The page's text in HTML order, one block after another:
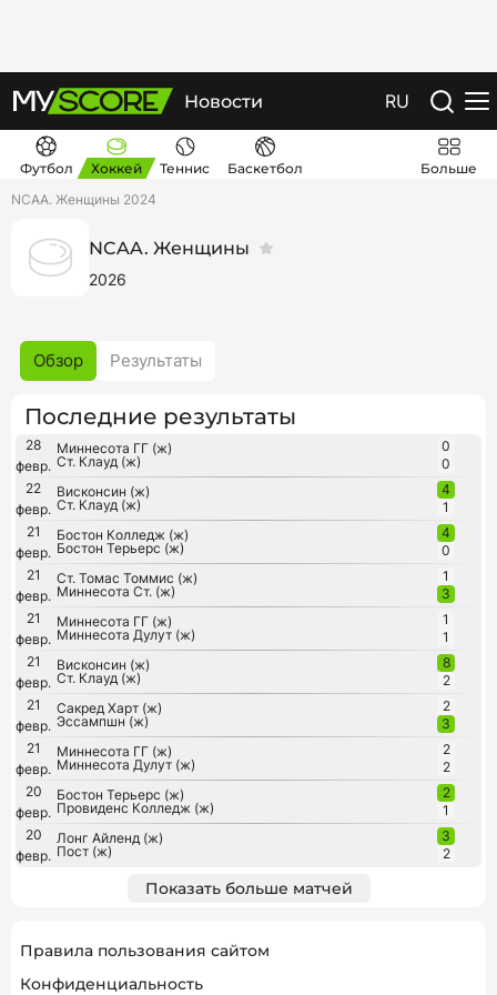
Новости RU
Футбол Хоккей Теннис Баскетбол
Больше
NCAA. Женщины 2024
NCAA. Женщины
2026
Обзор Результаты
Последние результаты
28
февр.
Миннесота ГГ (ж)
Ст. Клауд (ж)
0
0
22
февр.
Висконсин (ж)
Ст. Клауд (ж)
4
1
21
февр.
Бостон Колледж (ж)
Бостон Терьерс (ж)
4
0
21
февр.
Ст. Томас Томмис (ж)
Миннесота Ст. (ж)
1
3
21
февр.
Миннесота ГГ (ж)
Миннесота Дулут (ж)
1
1
21
февр.
Висконсин (ж)
Ст. Клауд (ж)
8
2
21
февр.
Сакред Харт (ж)
Эссампшн (ж)
2
3
21
февр.
Миннесота ГГ (ж)
Миннесота Дулут (ж)
2
2
20
февр.
Бостон Терьерс (ж)
Провиденс Колледж (ж)
2
1
20
февр.
Лонг Айленд (ж)
Пост (ж)
3
2
Показать больше матчей
Правила пользования сайтом
Конфиденциальность